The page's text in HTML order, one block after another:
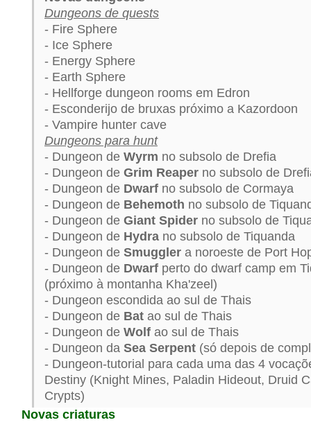
Dungeons de quests
- Fire Sphere
- Ice Sphere
- Energy Sphere
- Earth Sphere
- Hellforge dungeon rooms em Edron
- Esconderijo de bruxas próximo a Kazordoon
- Vampire hunter cave
Dungeons para hunt
- Dungeon de Wyrm no subsolo de Drefia
- Dungeon de Grim Reaper no subsolo de
- Dungeon de Dwarf no subsolo de Cormaya
- Dungeon de Behemoth no subsolo de
- Dungeon de Giant Spider no subsolo de
- Dungeon de Hydra no subsolo de Tiquanda
- Dungeon de Smuggler a noroeste de Port
- Dungeon de Dwarf perto do dwarf camp em
(próximo à montanha Kha'zeel)
- Dungeon escondida ao sul de Thais
- Dungeon de Bat ao sul de Thais
- Dungeon de Wolf ao sul de Thais
- Dungeon da Sea Serpent (só depois de
- Dungeon-tutorial para cada uma das 4
Destiny (Knight Mines, Paladin Hideout, Druid
Crypts)
Novas criaturas